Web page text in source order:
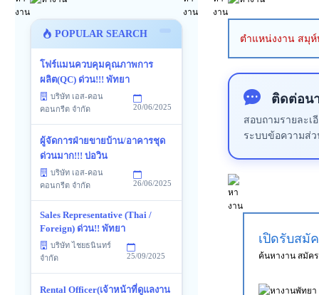
POPULAR SEARCH
โฟร์แมนควบคุมคุณภาพการ
ผลิต(QC) ด่วน!!! พัทยา
บริษัท เอส-คอน
คอนกรีต จำกัด
20/06/2025
ผู้จัดการฝ่ายขายบ้าน/อาคารชุด
ด่วนมาก!!! บ่อวิน
บริษัท เอส-คอน
คอนกรีต จำกัด
26/06/2025
Sales Representative (Thai /
Foreign) ด่วน!! พัทยา
บริษัท ไชยธนินทร์
จำกัด
25/09/2025
Rental Officer(เจ้าหน้าที่ดูแลงาน
ตำแหน่งงาน สมุ
ติดต่อน
สอบถามรายละเ
ระบบข้อความส่
เปิดรับสมั
ค้นหางาน สมัค